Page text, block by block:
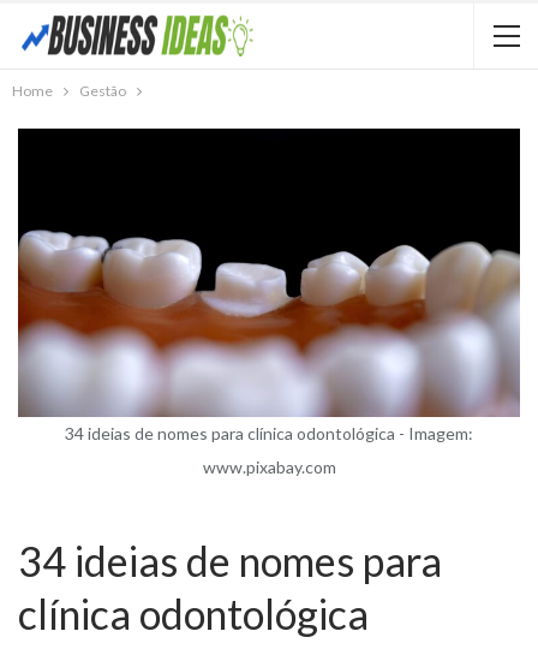
Home Gestão
34 ideias de nomes para clínica odontológica - Imagem:
www.pixabay.com
34 ideias de nomes para
clínica odontológica